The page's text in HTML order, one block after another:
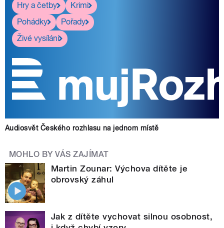
Hry a četby
Krimi
Pohádky
Pořady
Živé vysílání
Audiosvět Českého rozhlasu na jednom místě
MOHLO BY VÁS ZAJÍMAT
Martin Zounar: Výchova dítěte je
obrovský záhul
Jak z dítěte vychovat silnou osobnost,